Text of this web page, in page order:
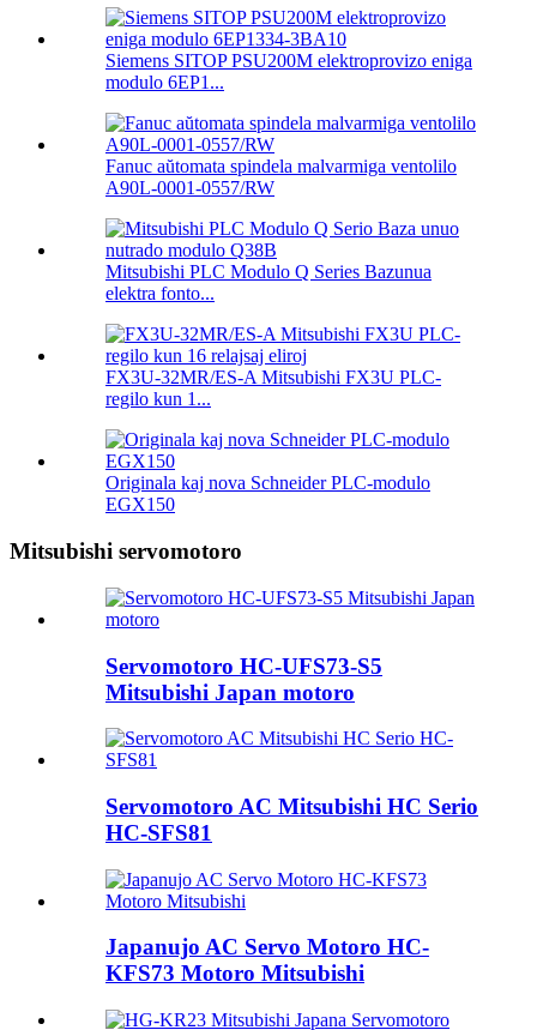
Siemens SITOP PSU200M elektroprovizo eniga
modulo 6EP1...
Fanuc aŭtomata spindela malvarmiga ventolilo
A90L-0001-0557/RW
Mitsubishi PLC Modulo Q Series Bazunua
elektra fonto...
FX3U-32MR/ES-A Mitsubishi FX3U PLC-
regilo kun 1...
Originala kaj nova Schneider PLC-modulo
EGX150
Mitsubishi servomotoro
Servomotoro HC-UFS73-S5
Mitsubishi Japan motoro
Servomotoro AC Mitsubishi HC Serio
HC-SFS81
Japanujo AC Servo Motoro HC-
KFS73 Motoro Mitsubishi